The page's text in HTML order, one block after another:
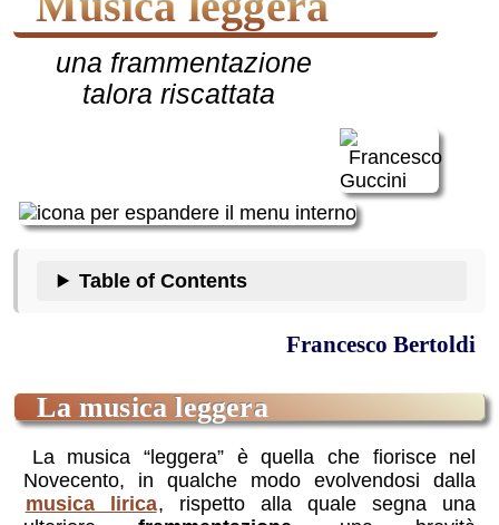
una frammentazione
talora riscattata
Table of Contents
Francesco Bertoldi
la musica leggera
La musica “leggera” è quella che fiorisce nel
Novecento, in qualche modo evolvendosi dalla
musica lirica, rispetto alla quale segna una